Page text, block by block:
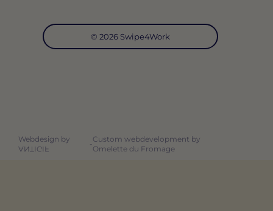
© 2026 Swipe4Work
Webdesign by
ANTIGIF
-
Custom webdevelopment by
Omelette du Fromage